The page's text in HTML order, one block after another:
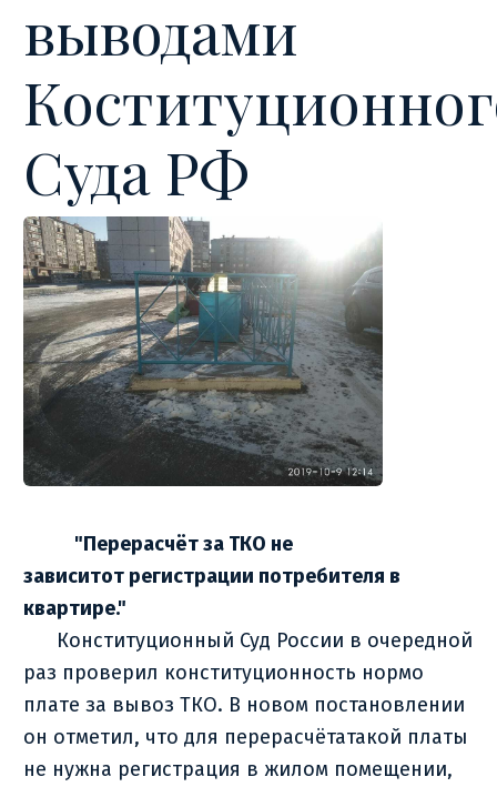
выводами
Суда РФ
"Перерасчёт за ТКО не
зависитот регистрации потребителя в
квартире."
Конституционный Суд России в очередной
раз проверил конституционность нормо
плате за вывоз ТКО. В новом постановлении
он отметил, что для перерасчётатакой платы
не нужна регистрация в жилом помещении,